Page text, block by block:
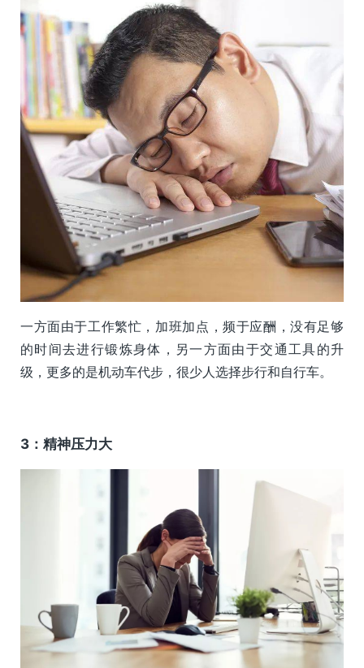
一方面由于工作繁忙，加班加点，频于应酬，没有足够
的时间去进行锻炼身体，另一方面由于交通工具的升
级，更多的是机动车代步，很少人选择步行和自行车。
3：精神压力大